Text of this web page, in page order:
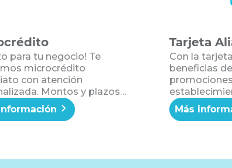
para tu negocio! Te
microcrédito
con atención
Montos y plazos
a las necesidades de tu
¡Ser Solidario es
Tarjeta
Con la
beneficias
compras
acumulan
dinero
Más